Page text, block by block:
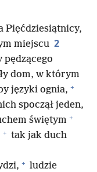
Pięćdziesiątnicy,
miejscu 2
pędzącego
dom, w którym
języki ognia, +
spoczął jeden,
świętym +
+ tak jak duch
+ ludzie